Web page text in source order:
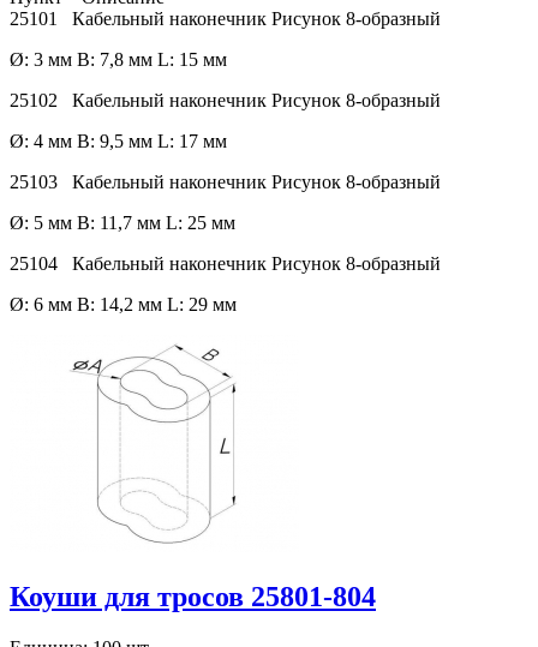
25101 Кабельный наконечник Рисунок 8-образный
Ø: 3 мм B: 7,8 мм L: 15 мм
25102 Кабельный наконечник Рисунок 8-образный
Ø: 4 мм B: 9,5 мм L: 17 мм
25103 Кабельный наконечник Рисунок 8-образный
Ø: 5 мм B: 11,7 мм L: 25 мм
25104 Кабельный наконечник Рисунок 8-образный
Ø: 6 мм B: 14,2 мм L: 29 мм
Коуши для тросов 25801-804